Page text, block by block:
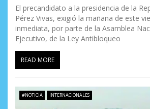
El precandidato a la presidencia de la
Pérez Vivas, exigió la mañana de este
inmediata, por parte de la Asamblea
Ejecutivo, de la Ley Antibloqueo
READ MORE
#NOTICIA INTERNACIONALES